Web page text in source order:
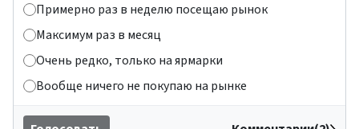
Примерно раз в неделю посещаю рынок
Максимум раз в месяц
Очень редко, только на ярмарки
Вообще ничего не покупаю на рынке